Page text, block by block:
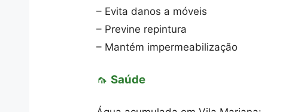
– Evita danos a móveis
– Previne repintura
– Mantém impermeabilização
🦟 Saúde